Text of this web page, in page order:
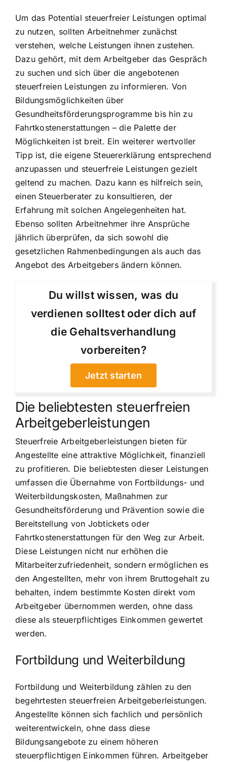
Um das Potential steuerfreier Leistungen optimal
zu nutzen, sollten Arbeitnehmer zunächst
verstehen, welche Leistungen ihnen zustehen.
Dazu gehört, mit dem Arbeitgeber das Gespräch
zu suchen und sich über die angebotenen
steuerfreien Leistungen zu informieren. Von
Bildungsmöglichkeiten über
Gesundheitsförderungsprogramme bis hin zu
Fahrtkostenerstattungen – die Palette der
Möglichkeiten ist breit. Ein weiterer wertvoller
Tipp ist, die eigene Steuererklärung entsprechend
anzupassen und steuerfreie Leistungen gezielt
geltend zu machen. Dazu kann es hilfreich sein,
einen Steuerberater zu konsultieren, der
Erfahrung mit solchen Angelegenheiten hat.
Ebenso sollten Arbeitnehmer ihre Ansprüche
jährlich überprüfen, da sich sowohl die
gesetzlichen Rahmenbedingungen als auch das
Angebot des Arbeitgebers ändern können.
Du willst wissen, was du
verdienen solltest oder dich auf
die Gehaltsverhandlung
vorbereiten?
Jetzt starten
Die beliebtesten steuerfreien
Arbeitgeberleistungen
Steuerfreie Arbeitgeberleistungen bieten für
Angestellte eine attraktive Möglichkeit, finanziell
zu profitieren. Die beliebtesten dieser Leistungen
umfassen die Übernahme von Fortbildungs- und
Weiterbildungskosten, Maßnahmen zur
Gesundheitsförderung und Prävention sowie die
Bereitstellung von Jobtickets oder
Fahrtkostenerstattungen für den Weg zur Arbeit.
Diese Leistungen nicht nur erhöhen die
Mitarbeiterzufriedenheit, sondern ermöglichen es
den Angestellten, mehr von ihrem Bruttogehalt zu
behalten, indem bestimmte Kosten direkt vom
Arbeitgeber übernommen werden, ohne dass
diese als steuerpflichtiges Einkommen gewertet
werden.
Fortbildung und Weiterbildung
Fortbildung und Weiterbildung zählen zu den
begehrtesten steuerfreien Arbeitgeberleistungen.
Angestellte können sich fachlich und persönlich
weiterentwickeln, ohne dass diese
Bildungsangebote zu einem höheren
steuerpflichtigen Einkommen führen. Arbeitgeber